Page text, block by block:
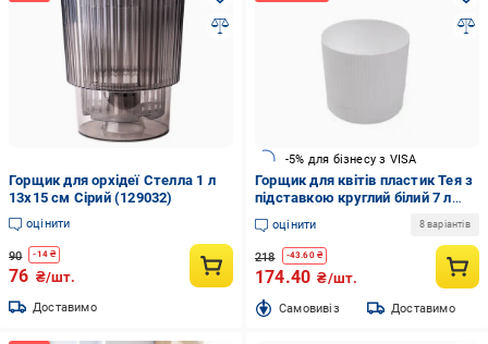
Горщик для орхідеї Стелла 1 л
13х15 см Сірий (129032)
оцінити
90 -14 ₴
76 ₴/шт.
Доставимо
-5% для бізнесу з VISA
Горщик для квітів пластик Тея з
підставкою круглий білий 7 л
(T23wh)
оцінити 8 варіантів
218 -43.60₴
174.40 ₴/шт.
Cамовивіз Доставимо